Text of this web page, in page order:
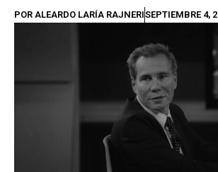
POR ALEARDO LARÍA RAJNERISEPTIEMBRE 4,